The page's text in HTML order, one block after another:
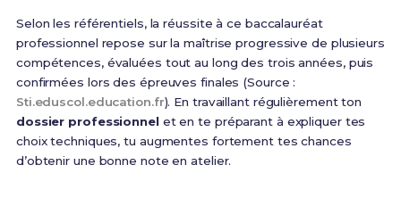
Selon les référentiels, la réussite à ce baccalauréat
professionnel repose sur la maîtrise progressive de plusieurs
compétences, évaluées tout au long des trois années, puis
confirmées lors des épreuves finales (Source :
Sti.eduscol.education.fr). En travaillant régulièrement ton
dossier professionnelet en te préparant à expliquer tes
choix techniques, tu augmentes fortement tes chances
d’obtenir une bonne note en atelier.